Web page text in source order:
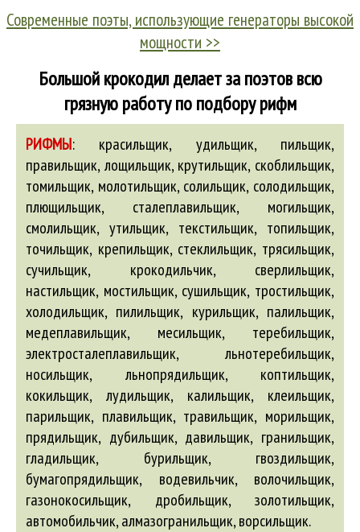
Современные поэты, использующие генераторы высокой
мощности >>
Большой крокодил делает за поэтов всю
грязную работу по подбору рифм
РИФМЫ: красильщик, удильщик, пильщик,
правильщик, лощильщик, крутильщик, скоблильщик,
томильщик, молотильщик, солильщик, солодильщик,
плющильщик, сталеплавильщик, могильщик,
смолильщик, утильщик, текстильщик, топильщик,
точильщик, крепильщик, стеклильщик, трясильщик,
сучильщик, крокодильчик, сверлильщик,
настильщик, мостильщик, сушильщик, тростильщик,
холодильщик, пилильщик, курильщик, палильщик,
медеплавильщик, месильщик, теребильщик,
электросталеплавильщик, льнотеребильщик,
носильщик, льнопрядильщик, коптильщик,
кокильщик, лудильщик, калильщик, клеильщик,
парильщик, плавильщик, травильщик, морильщик,
прядильщик, дубильщик, давильщик, гранильщик,
гладильщик, бурильщик, гвоздильщик,
бумагопрядильщик, водевильчик, волочильщик,
газонокосильщик, дробильщик, золотильщик,
автомобильчик,алмазогранильщик,ворсильщик.